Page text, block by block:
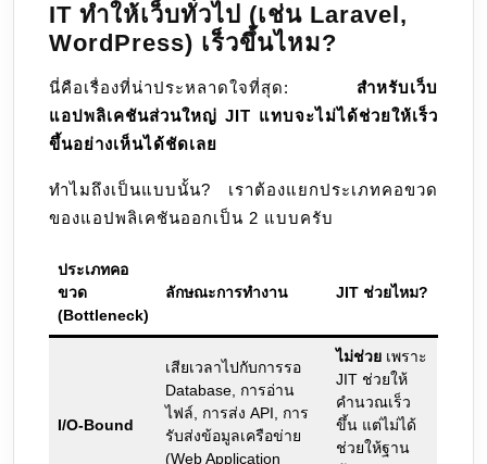
IT ทำให้เว็บทั่วไป (เช่น Laravel,
WordPress) เร็วขึ้นไหม?
นี่คือเรื่องที่น่าประหลาดใจที่สุด: สำหรับเว็บ
แอปพลิเคชันส่วนใหญ่ JIT แทบจะไม่ได้ช่วยให้เร็ว
ขึ้นอย่างเห็นได้ชัดเลย
ทำไมถึงเป็นแบบนั้น? เราต้องแยกประเภทคอขวด
ของแอปพลิเคชันออกเป็น 2 แบบครับ
ประเภทคอ
ขวด
(Bottleneck)
ลักษณะการทำงาน JIT ช่วยไหม?
I/O-Bound
เสียเวลาไปกับการรอ
Database, การอ่าน
ไฟล์, การส่ง API, การ
รับส่งข้อมูลเครือข่าย
(Web Application
ไม่ช่วย เพราะ
JIT ช่วยให้
คำนวณเร็ว
ขึ้น แต่ไม่ได้
ช่วยให้ฐาน